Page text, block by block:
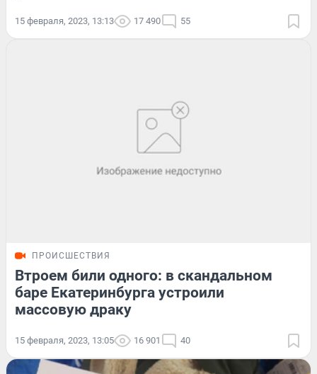
15 февраля, 2023, 13:13 17 490 55
ПРОИСШЕСТВИЯ
Втроем били одного: в скандальном
баре Екатеринбурга устроили
массовую драку
15 февраля, 2023, 13:05 16 901 40